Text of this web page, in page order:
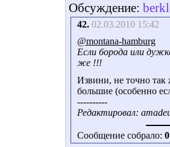
Обсуждение:
42. 02.03.2010 15:42
@montana-hamburg
Если борода или
же !!!
Извини, не точно так
большие (особенно
----------
Редактировал:
Сообщение собрало: 0